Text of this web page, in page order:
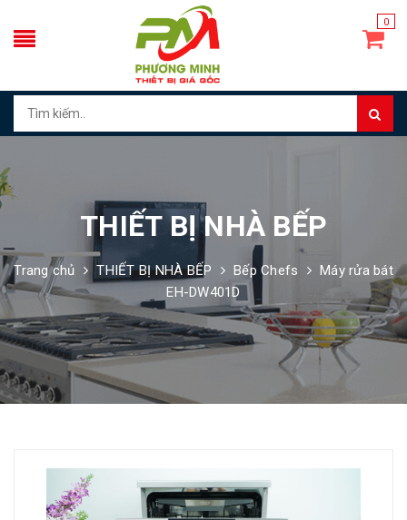
0
THIẾT BỊ NHÀ BẾP
Trang chủ THIẾT BỊ NHÀ BẾP Bếp Chefs
Máy rửa bát
EH-DW401D